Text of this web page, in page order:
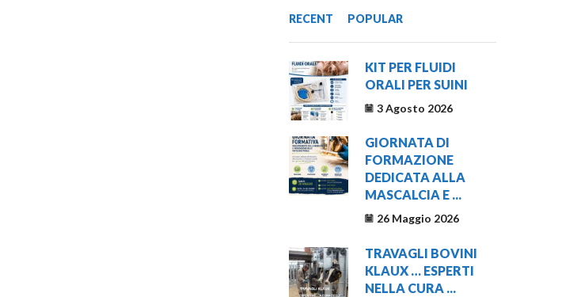
RECENT POPULAR
KIT PER FLUIDI
ORALI PER SUINI
3 Agosto 2026
GIORNATA DI
FORMAZIONE
DEDICATA ALLA
MASCALCIA E ...
26 Maggio 2026
TRAVAGLI BOVINI
KLAUX … ESPERTI
NELLA CURA ...